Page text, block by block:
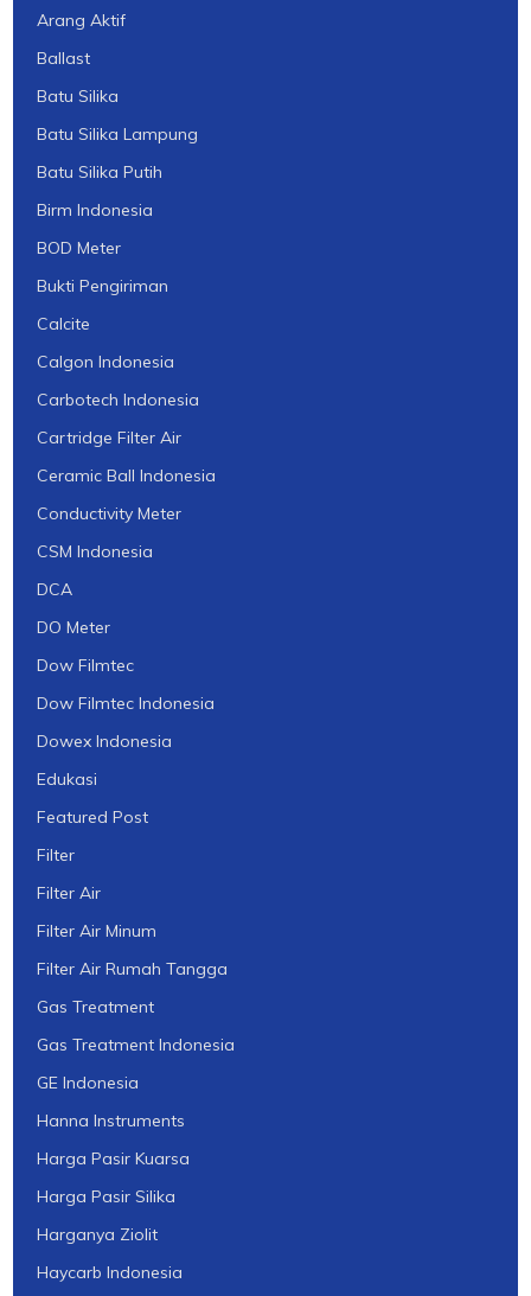
Arang Aktif
Ballast
Batu Silika
Batu Silika Lampung
Batu Silika Putih
Birm Indonesia
BOD Meter
Bukti Pengiriman
Calcite
Calgon Indonesia
Carbotech Indonesia
Cartridge Filter Air
Ceramic Ball Indonesia
Conductivity Meter
CSM Indonesia
DCA
DO Meter
Dow Filmtec
Dow Filmtec Indonesia
Dowex Indonesia
Edukasi
Featured Post
Filter
Filter Air
Filter Air Minum
Filter Air Rumah Tangga
Gas Treatment
Gas Treatment Indonesia
GE Indonesia
Hanna Instruments
Harga Pasir Kuarsa
Harga Pasir Silika
Harganya Ziolit
Haycarb Indonesia